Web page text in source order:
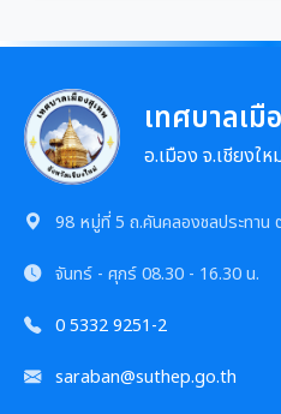
เสี่ยงการทุจริต
การเสริมสร้างวัฒนธรรม
รายงานผลการดำเนินก
มาตรการตรวจสอบการใ
มาตรการส่งเสริมความโ
มาตรการป้องกันการรับ
มาตรการเผยแพร่ข้อมูลส
แผนปฏิบัติการป้องกันการทุ
รายงานทางการเงิน
เทศบาลเมื
อ.เมือง จ.เชียงให
98 หมู่ที่ 5 ถ.คันคลองชลประทาน
จันทร์ - ศุกร์08.30 - 16.30 น.
0 5332 9251-2
saraban@suthep.go.th